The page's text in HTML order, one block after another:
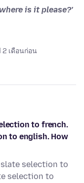
is it please?'
2 เดือนก่อน
to french.
to english. How
selection to
selection to